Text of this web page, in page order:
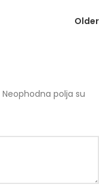
Older
Neophodna polja su